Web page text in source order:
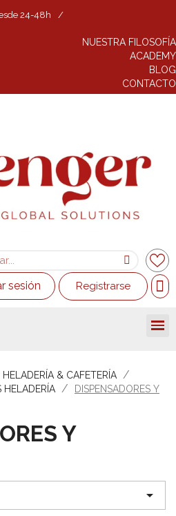
24-48h
/
NUESTRA FILOSOFÍA
ACADEMY
BLOG
CONTACTO
sesión Registrarse
HELADERÍA & CAFETERÍA
HELADERÍA
DISPENSADORES Y
Y
